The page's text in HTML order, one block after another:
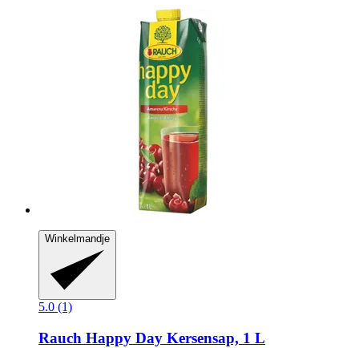
Winkelmandje
5.0 (1)
Rauch Happy Day Kersensap, 1 L